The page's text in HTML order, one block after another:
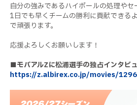
自分の強みであるハイボールの処理やセ
1日でも早くチームの勝利に貢献できる
で頑張ります。
応援よろしくお願いします！
■モバアルZに松浦選手の独占インタビ
https://z.albirex.co.jp/movies/